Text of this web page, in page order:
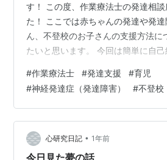
す！ この度、作業療法士の発達相
た！ ここでは赤ちゃんの発達や発
ん、不登校のお子さんの支援方法に
たいと思います。 今回は簡単に自
人以上のお子さんの発達支援に関わ
中には自閉症スペクトラム等の神経
脳性麻痺等の肢体不自由児のお子さ
さん、不登校になってしまったお子
なお子さんがいました。 その中で培
をここで発信し、発達支援に便利な
#作業療法士 #発達支援 #育児
#神経発達症（発達障害） #不登校
心研究日記 • 1年前
今日見た夢の話